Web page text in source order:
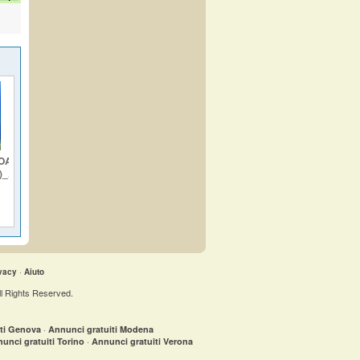
· Aiuto
Rights Reserved.
Genova · Annunci gratuiti Modena
gratuiti Torino· Annunci gratuiti Verona